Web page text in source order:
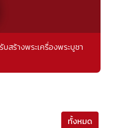
สร้างพระเครื่องพระบูชา
ทั้งหมด